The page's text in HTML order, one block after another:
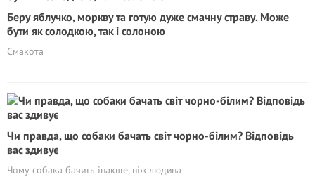
Беру яблучко, моркву та готую дуже смачну страву. Може
бути як солодкою, так і солоною
Смакота
Чи правда, що собаки бачать світ чорно-білим? Відповідь
вас здивує
Чому собака бачить інакше, ніж людина